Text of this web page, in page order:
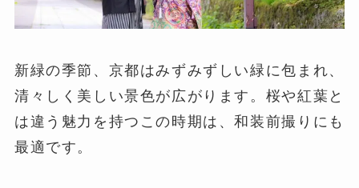
新緑の季節、京都はみずみずしい緑に包まれ、
清々しく美しい景色が広がります。桜や紅葉と
は違う魅力を持つこの時期は、和装前撮りにも
最適です。